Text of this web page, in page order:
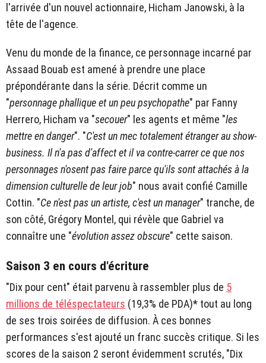
l'arrivée d'un nouvel actionnaire, Hicham Janowski, à la
tête de l'agence.
Venu du monde de la finance, ce personnage incarné par
Assaad Bouab est amené à prendre une place
prépondérante dans la série. Décrit comme un
"personnage phallique et un peu psychopathe" par Fanny
Herrero, Hicham va "secouer" les agents et même "les
mettre en danger". "C'est un mec totalement étranger au show-
business. Il n'a pas d'affect et il va contre-carrer ce que nos
personnages n'osent pas faire parce qu'ils sont attachés à la
dimension culturelle de leur job" nous avait confié Camille
Cottin. "Ce n'est pas un artiste, c'est un manager" tranche, de
son côté, Grégory Montel, qui révèle que Gabriel va
connaître une "évolution assez obscure" cette saison.
Saison 3 en cours d'écriture
"Dix pour cent" était parvenu à rassembler plus de 5
millions de téléspectateurs (19,3% de PDA)* tout au long
de ses trois soirées de diffusion. À ces bonnes
performances s'est ajouté un franc succès critique. Si les
scores de la saison 2 seront évidemment scrutés, "Dix